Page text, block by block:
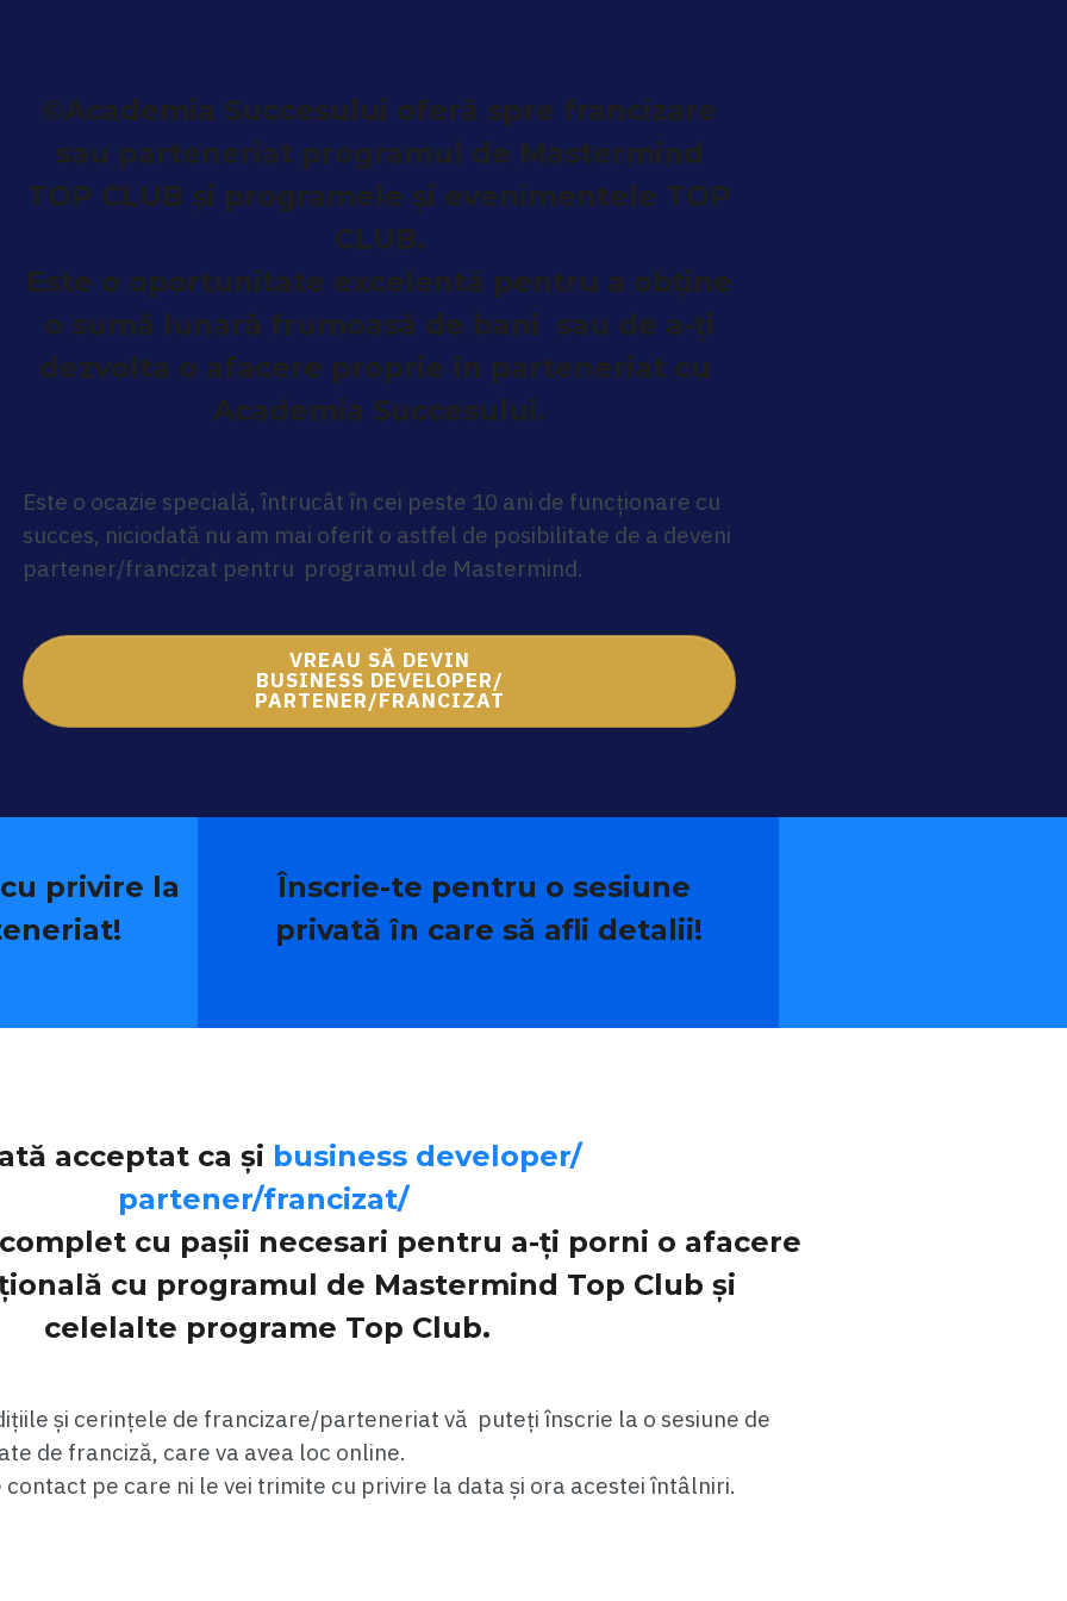
©Academia Succesului oferă spre francizare
sau parteneriat programul de Mastermind
TOP CLUB și programele și evenimentele TOP
CLUB.
Este o oportunitate excelentă pentru a obține
o sumă lunară frumoasă de bani sau de a-ți
dezvolta o afacere proprie în parteneriat cu
Academia Succesului.
Este o ocazie specială, întrucât în cei peste 10 ani de funcționare cu
succes, niciodată nu am mai oferit o astfel de posibilitate de a deveni
partener/francizat pentru programul de Mastermind.
VREAU SĂ DEVIN
BUSINESS DEVELOPER/
PARTENER/FRANCIZAT
privire la
Înscrie-te pentru o sesiune
privată în care să afli detalii!
acceptat ca și business developer/
partener/francizat/
cu pașii necesari pentru a-ți porni o afacere
cu programul de Mastermind Top Club și
celelalte programe Top Club.
și cerințele de francizare/parteneriat vă puteți înscrie la o sesiune de
de franciză, care va avea loc online.
pe care ni le vei trimite cu privire la data și ora acestei întâlniri.